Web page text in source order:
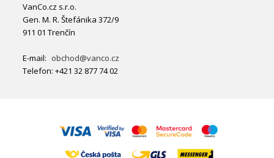
VanCo.cz s.r.o.
Gen. M. R. Štefánika 372/9
911 01 Trenčín
E-mail: obchod@vanco.cz
Telefon: +421 32 877 74 02